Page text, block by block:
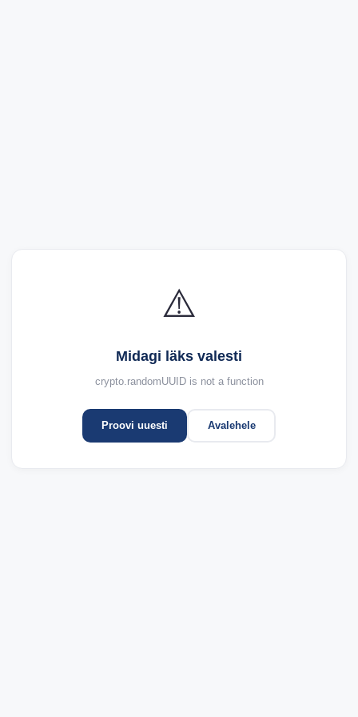
⚠️
Midagi läks valesti
crypto.randomUUID is not a function
Proovi uuesti Avalehele